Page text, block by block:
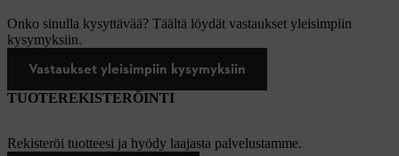
Onko sinulla kysyttävää? Täältä löydät vastaukset yleisimpiin
kysymyksiin.
Vastaukset yleisimpiin kysymyksiin
TUOTEREKISTERÖINTI
Rekisteröi tuotteesi ja hyödy laajasta palvelustamme.